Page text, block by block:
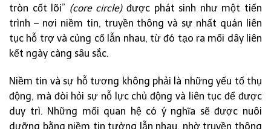
tròn cốt lõi” (core circle)được phát sinh như một tiến
trình – nơi niềm tin, truyền thông và sự nhất quán liên
tục hỗ trợ và củng cố lẫn nhau, từ đó tạo ra mối dây liên
kết ngày càng sâu sắc.
Niềm tin và sự hỗ tương không phải là những yếu tố thụ
động, mà đòi hỏi sự nỗ lực chủ động và liên tục để được
duy trì. Những mối quan hệ có ý nghĩa sẽ được nuôi
dưỡng bằng niềm tin tưởng lẫn nhau, nhờ truyền thông